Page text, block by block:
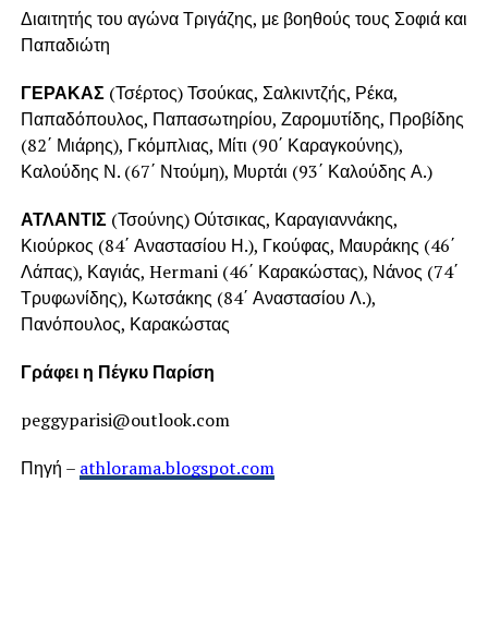
Διαιτητής του αγώνα Τριγάζης, με βοηθούς τους Σοφιά και
Παπαδιώτη
ΓΕΡΑΚΑΣ(Τσέρτος) Τσούκας, Σαλκιντζής, Ρέκα,
Παπαδόπουλος, Παπασωτηρίου, Ζαρομυτίδης, Προβίδης
(82΄ Μιάρης), Γκόμπλιας, Μίτι (90΄ Καραγκούνης),
Καλούδης Ν. (67΄ Ντούμη), Μυρτάι (93΄ Καλούδης Α.)
ΑΤΛΑΝΤΙΣ(Τσούνης) Ούτσικας, Καραγιαννάκης,
Κιούρκος (84΄ Αναστασίου Η.), Γκούφας, Μαυράκης (46΄
Λάπας), Καγιάς, Hermani (46΄ Καρακώστας), Νάνος (74΄
Τρυφωνίδης), Κωτσάκης (84΄ Αναστασίου Λ.),
Πανόπουλος, Καρακώστας
Γράφει η Πέγκυ Παρίση
peggyparisi@outlook.com
Πηγή – athlorama.blogspot.com